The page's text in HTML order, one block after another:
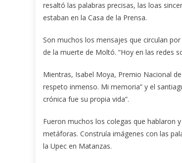
resaltó las palabras precisas, las loas
estaban en la Casa de la Prensa.
Son muchos los mensajes que circulan
de la muerte de Moltó. “Hoy en las redes
Mientras, Isabel Moya, Premio Nacional
respeto inmenso. Mi memoria” y el
crónica fue su propia vida”.
Fueron muchos los colegas que hablaron
metáforas. Construía imágenes con las
la Upec en Matanzas.